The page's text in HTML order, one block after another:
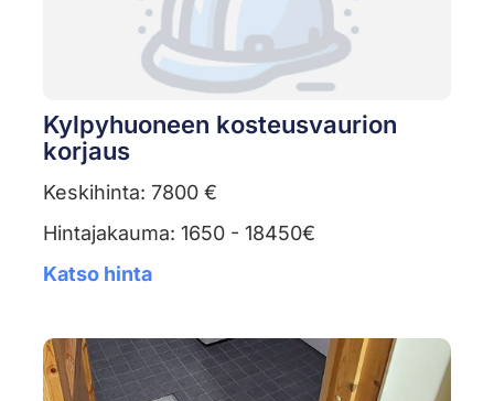
Kylpyhuoneen kosteusvaurion
korjaus
Keskihinta: 7800 €
Hintajakauma: 1650 - 18450€
Katso hinta